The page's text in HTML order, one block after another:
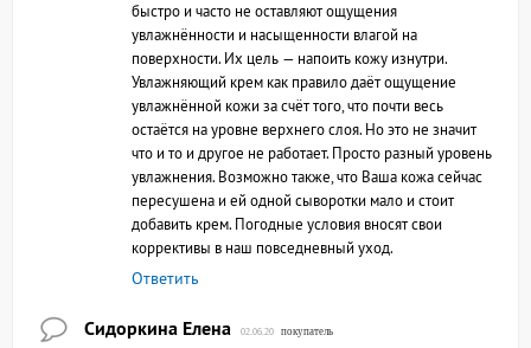
быстро и часто не оставляют ощущения
увлажнённости и насыщенности влагой на
поверхности. Их цель — напоить кожу изнутри.
Увлажняющий крем как правило даёт ощущение
увлажнённой кожи за счёт того, что почти весь
остаётся на уровне верхнего слоя. Но это не значит
что и то и другое не работает. Просто разный уровень
увлажнения. Возможно также, что Ваша кожа сейчас
пересушена и ей одной сыворотки мало и стоит
добавить крем. Погодные условия вносят свои
коррективы в наш повседневный уход.
Ответить
Сидоркина Елена 02.06.20 покупатель